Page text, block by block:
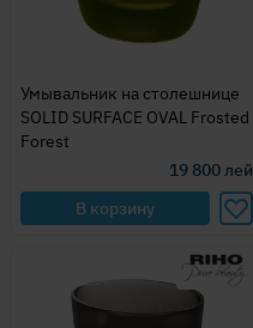
Умывальник на столешнице
SOLID SURFACE OVAL Frosted
Forest
19 800лей
В корзину